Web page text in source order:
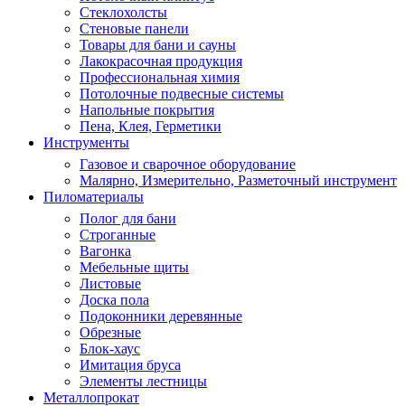
Стеклохолсты
Стеновые панели
Товары для бани и сауны
Лакокрасочная продукция
Профессиональная химия
Потолочные подвесные системы
Напольные покрытия
Пена, Клея, Герметики
Инструменты
Газовое и сварочное оборудование
Малярно, Измерительно, Разметочный инструмент
Пиломатериалы
Полог для бани
Строганные
Вагонка
Мебельные щиты
Листовые
Доска пола
Подоконники деревянные
Обрезные
Блок-хаус
Имитация бруса
Элементы лестницы
Металлопрокат